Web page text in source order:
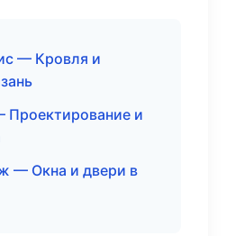
— Кровля и
и
— Окна и двери в